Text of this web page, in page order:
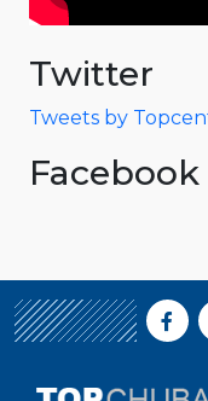
Twitter
Tweets by
Facebook